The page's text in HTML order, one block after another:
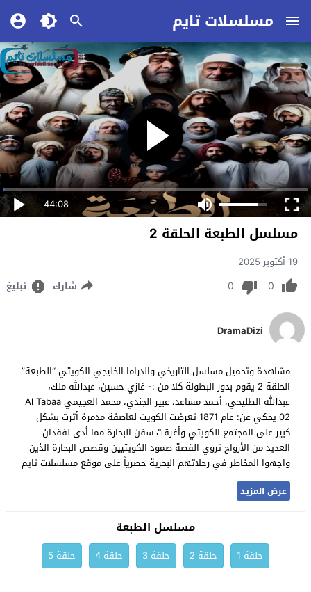
مسلسلات تايم
44:08
مسلسل الطبعة الحلقة 2
19 أكتوبر 2025
0
0 شارك تبليغ
DramaDizi
مشاهدة وتحميل مسلسل التاريخي والدراما الخليجي الكويتي “الطبعة”
الحلقة 2 يقوم بدور البطولة كلا من :- غازي حسين، عبدالله ملك،
عبدالله الطليحي، أحمد مساعد، عبير الجندي، محمد العجيمي Al Tabaa
02 يحكي عن: عام 1871 تعرضت الكويت لعاصفة مدمرة أثرت بشكل
كبير على المجتمع الكويتي وأغرقت سفن البحارة مما أدى لفقدان
العديد من الأرواح تروي القصة صمود الكويتيين وقصص البحارة الذين
واجهوا المخاطر في رحلاتهم البحرية حصرياً على موقع مسلسلات تايم
عرض المزيد
مسلسل الطبعة
حلقة 1 حلقة 2 حلقة 3 حلقة 4 حلقة 5